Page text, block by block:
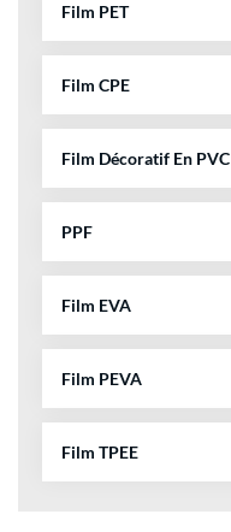
Film PET
Film CPE
Film Décoratif En PVC
PPF
Film EVA
Film PEVA
Film TPEE